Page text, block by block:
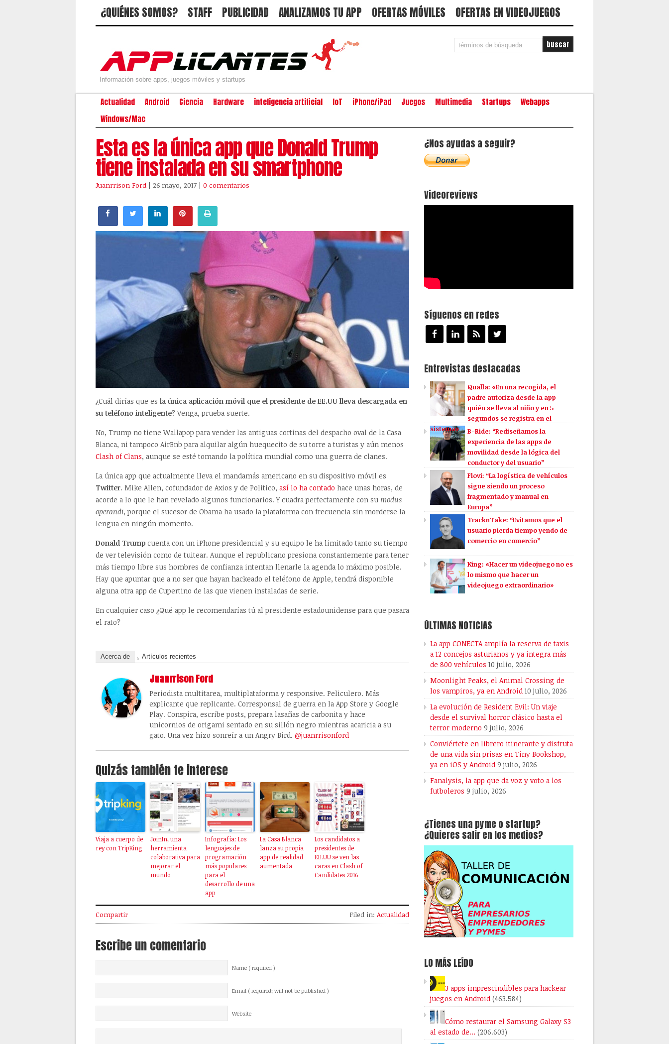
¿QUIÉNES SOMOS? STAFF PUBLICIDAD ANALIZAMOS TU APP OFERTAS MÓVILES OFERTAS EN VIDEOJUEGOS
Información sobre apps, juegos móviles y startups
Actualidad Android Ciencia Hardware inteligencia artificial IoT iPhone/iPad Juegos Multimedia Startups
Webapps
Windows/Mac
Esta es la única app que Donald Trump
tiene instalada en su smartphone
Juanrrison Ford | 26 mayo, 2017 | 0 comentarios
¿Cuál dirías que es la única aplicación móvil que el presidente de EE.UU lleva descargada en
su teléfono inteligente? Venga, prueba suerte.
No, Trump no tiene Wallapop para vender las antiguas cortinas del despacho oval de la Casa
Blanca, ni tampoco AirBnb para alquilar algún huequecito de su torre a turistas y aún menos
Clash of Clans, aunque se esté tomando la política mundial como una guerra de clanes.
La única app que actualmente lleva el mandamás americano en su dispositivo móvil es
Twitter. Mike Allen, cofundador de Axios y de Politico, así lo ha contado hace unas horas, de
acorde a lo que le han revelado algunos funcionarios. Y cuadra perfectamente con su modus
operandi, porque el sucesor de Obama ha usado la plataforma con frecuencia sin morderse la
lengua en ningún momento.
Donald Trump cuenta con un iPhone presidencial y su equipo le ha limitado tanto su tiempo
de ver televisión como de tuitear. Aunque el republicano presiona constantemente para tener
más tiempo libre sus hombres de confianza intentan llenarle la agenda lo máximo posible.
Hay que apuntar que a no ser que hayan hackeado el teléfono de Apple, tendrá disponible
alguna otra app de Cupertino de las que vienen instaladas de serie.
En cualquier caso ¿Qué app le recomendarías tú al presidente estadounidense para que pasara
el rato?
Acerca de Artículos recientes
Juanrrison Ford
Periodista multitarea, multiplataforma y responsive. Peliculero. Más
explicante que replicante. Corresponsal de guerra en la App Store y Google
Play. Conspira, escribe posts, prepara lasañas de carbonita y hace
unicornios de origami sentado en su sillón negro mientras acaricia a su
gato. Una vez hizo sonreír a un Angry Bird. @juanrrisonford
Quizás también te interese
Viaja a cuerpo de
rey con TripKing
JoinIn, una
herramienta
colaborativa para
mejorar el
mundo
Infografía: Los
lenguajes de
programación
más populares
para el
desarrollo de una
app
La Casa Blanca
lanza su propia
app de realidad
aumentada
Los candidatos a
presidentes de
EE.UU se ven las
caras en Clash of
Candidates 2016
Compartir Filed in: Actualidad
Escribe un comentario
Name ( required )
Email ( required; will not be published )
Website
¿Nos ayudas a seguir?
Videoreviews
Síguenos en redes
Entrevistas destacadas
Qualla: «En una recogida, el
padre autoriza desde la app
quién se lleva al niño y en 5
segundos se registra en el
sistema»
B-Ride: “Rediseñamos la
experiencia de las apps de
movilidad desde la lógica del
conductor y del usuario”
Flovi: “La logística de vehículos
sigue siendo un proceso
fragmentado y manual en
Europa”
TracknTake: “Evitamos que el
usuario pierda tiempo yendo de
comercio en comercio”
King: «Hacer un videojuego no es
lo mismo que hacer un
videojuego extraordinario»
ÚLTIMAS NOTICIAS
La app CONECTA amplía la reserva de taxis
a 12 concejos asturianos y ya integra más
de 800 vehículos 10 julio, 2026
Moonlight Peaks, el Animal Crossing de
los vampiros, ya en Android 10 julio, 2026
La evolución de Resident Evil: Un viaje
desde el survival horror clásico hasta el
terror moderno 9 julio, 2026
Conviértete en librero itinerante y disfruta
de una vida sin prisas en Tiny Bookshop,
ya en iOS y Android 9 julio, 2026
Fanalysis, la app que da voz y voto a los
futboleros 9 julio, 2026
¿Tienes una pyme o startup?
¿Quieres salir en los medios?
LO MÁS LEÍDO
3 apps imprescindibles para hackear
juegos en Android (463.584)
Cómo restaurar el Samsung Galaxy S3
al estado de… (206.603)